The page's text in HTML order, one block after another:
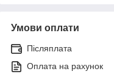
Умови оплати
Післяплата
Оплата на рахунок